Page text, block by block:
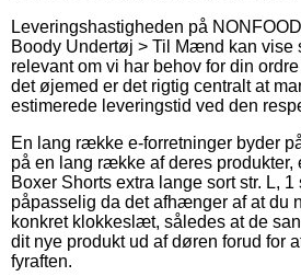
Leveringshastigheden på
Boody Undertøj > Til Mænd kan
relevant om vi har behov for din
det øjemed er det rigtig centralt at
estimerede leveringstid ved den
En lang række e-forretninger byder
på en lang række af deres produkter,
Boxer Shorts extra lange sort str. L,
påpasselig da det afhænger af at du
konkret klokkeslæt, således at de
dit nye produkt ud af døren forud for
fyraften.